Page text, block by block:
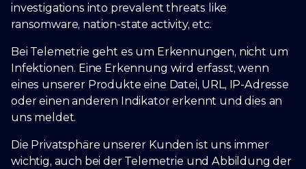
investigations into prevalent threats like
ransomware, nation-state activity, etc.
Bei Telemetrie geht es um Erkennungen, nicht um
Infektionen. Eine Erkennung wird erfasst, wenn
eines unserer Produkte eine Datei, URL, IP-Adresse
oder einen anderen Indikator erkennt und dies an
uns meldet.
Die Privatsphäre unserer Kunden ist uns immer
wichtig, auch bei der Telemetrie und Abbildung der